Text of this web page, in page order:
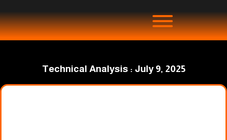
Technical Analysis : July 9, 2025